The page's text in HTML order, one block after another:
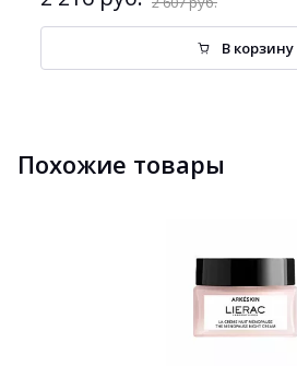
В корзину
Похожие товары